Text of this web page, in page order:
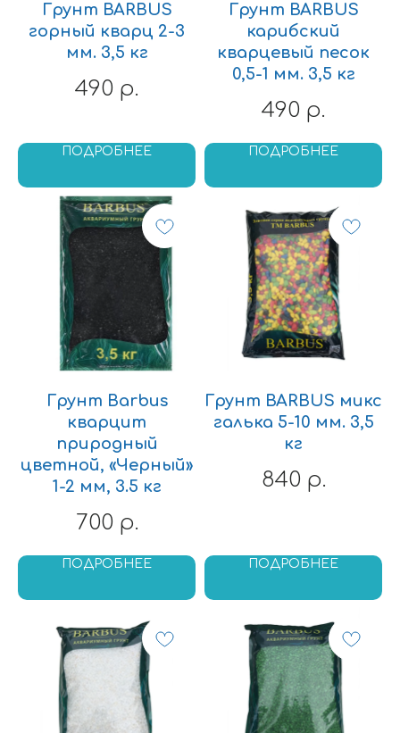
Грунт BARBUS
горный кварц 2-3
мм. 3,5 кг
490 р.
ПОДРОБНЕЕ
Грунт BARBUS
карибский
кварцевый песок
0,5-1 мм. 3,5 кг
490 р.
ПОДРОБНЕЕ
Грунт Barbus
кварцит
природный
цветной, «Черный»
1-2 мм, 3.5 кг
700 р.
ПОДРОБНЕЕ
Грунт BARBUS микс
галька 5-10 мм. 3,5
кг
840 р.
ПОДРОБНЕЕ